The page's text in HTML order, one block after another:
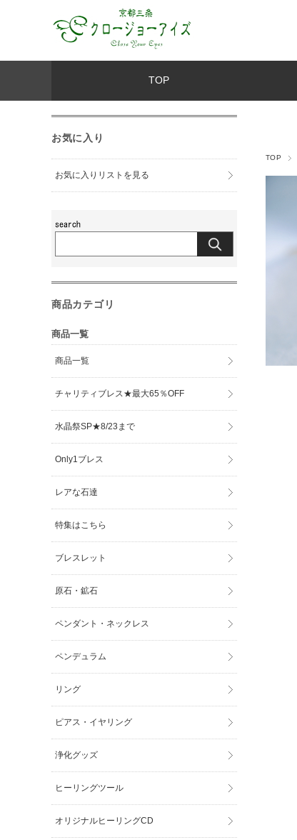
TOP
TOP
お気に入り
お気に入りリストを見る
商品カテゴリ
商品一覧
商品一覧
チャリティブレス★最大65％OFF
水晶祭SP★8/23まで
Only1ブレス
レアな石達
特集はこちら
ブレスレット
原石・鉱石
ペンダント・ネックレス
ペンデュラム
リング
ピアス・イヤリング
浄化グッズ
ヒーリングツール
オリジナルヒーリングCD